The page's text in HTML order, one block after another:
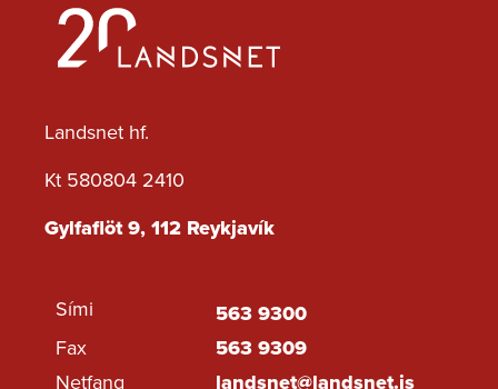
Landsnet hf.
Kt 580804 2410
Gylfaflöt 9, 112 Reykjavík
Sími
563 9300
Fax
563 9309
Netfang
landsnet@landsnet.is